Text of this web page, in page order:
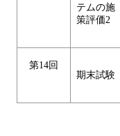
テムの施
策評価2
第14回
期末試験